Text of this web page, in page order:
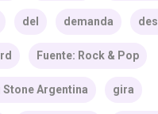
del demanda
Fuente: Rock & Pop
Stone Argentina gira